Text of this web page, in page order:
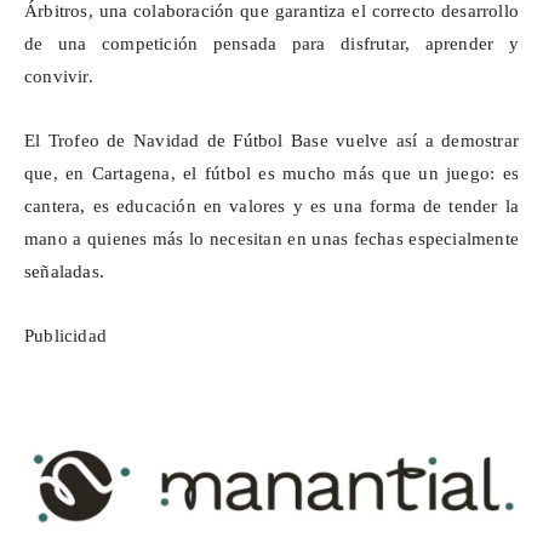
Árbitros, una colaboración que garantiza el correcto desarrollo
de una competición pensada para disfrutar, aprender y
convivir.
El Trofeo de Navidad de Fútbol Base vuelve así a demostrar
que, en Cartagena, el fútbol es mucho más que un juego: es
cantera, es educación en valores y es una forma de tender la
mano a quienes más lo necesitan en unas fechas especialmente
señaladas.
Publicidad